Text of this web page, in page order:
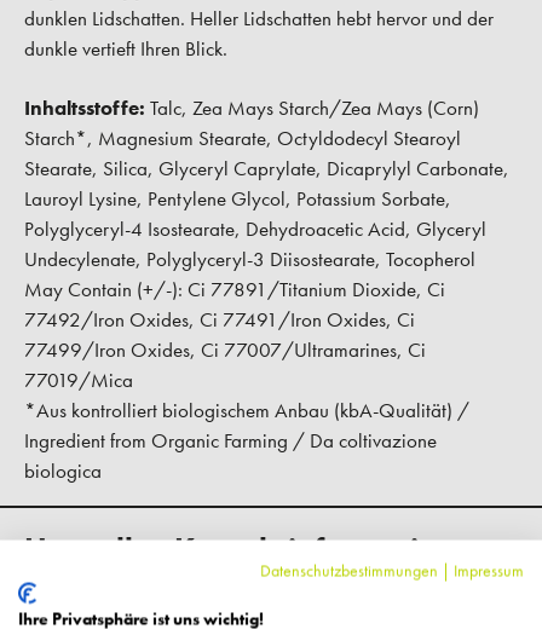
dunklen Lidschatten. Heller Lidschatten hebt hervor und der
dunkle vertieft Ihren Blick.
Inhaltsstoffe: Talc, Zea Mays Starch/Zea Mays (Corn)
Starch*, Magnesium Stearate, Octyldodecyl Stearoyl
Stearate, Silica, Glyceryl Caprylate, Dicaprylyl Carbonate,
Lauroyl Lysine, Pentylene Glycol, Potassium Sorbate,
Polyglyceryl-4 Isostearate, Dehydroacetic Acid, Glyceryl
Undecylenate, Polyglyceryl-3 Diisostearate, Tocopherol
May Contain (+/-): Ci 77891/Titanium Dioxide, Ci
77492/Iron Oxides, Ci 77491/Iron Oxides, Ci
77499/Iron Oxides, Ci 77007/Ultramarines, Ci
77019/Mica
*Aus kontrolliert biologischem Anbau (kbA-Qualität) /
Ingredient from Organic Farming / Da coltivazione
biologica
Hersteller-Kontaktinformationen
Datenschutzbestimmungen | Impressum
Ihre Privatsphäre ist uns wichtig!